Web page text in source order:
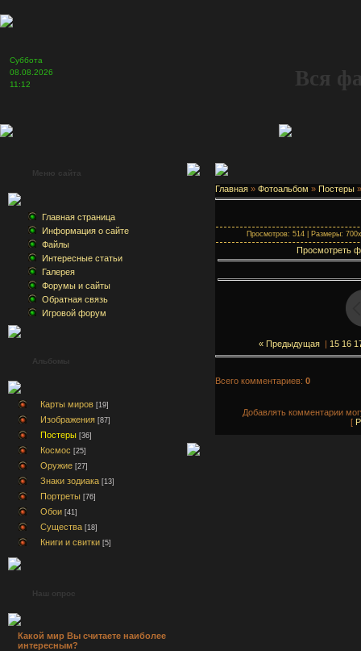
Суббота
08.08.2026
11:12
Вся
Меню сайта
Главная страница
Информация о сайте
Файлы
Интересные статьи
Галерея
Форумы и сайты
Обратная связь
Игровой форум
Альбомы
Карты миров [19]
Изображения [87]
Постеры [36]
Космос [25]
Оружие [27]
Знаки зодиака [13]
Портреты [76]
Обои [41]
Существа [18]
Книги и свитки [5]
Наш опрос
Какой мир Вы считаете наиболее
интересным?
Главная » Фотоальбом » Постеры »
Просмотров: 514 | Размеры:
Просмотреть
« Предыдущая | 15 16
Всего комментариев: 0
Добавлять комментарии
[